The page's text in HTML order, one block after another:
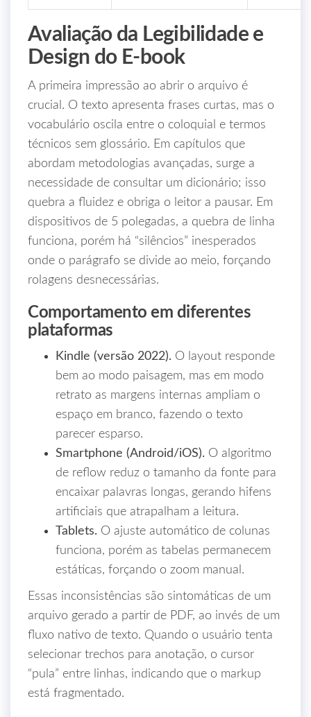
Avaliação da Legibilidade e
Design do E‑book
A primeira impressão ao abrir o arquivo é
crucial. O texto apresenta frases curtas, mas o
vocabulário oscila entre o coloquial e termos
técnicos sem glossário. Em capítulos que
abordam metodologias avançadas, surge a
necessidade de consultar um dicionário; isso
quebra a fluidez e obriga o leitor a pausar. Em
dispositivos de 5 polegadas, a quebra de linha
funciona, porém há “silêncios” inesperados
onde o parágrafo se divide ao meio, forçando
rolagens desnecessárias.
Comportamento em diferentes
plataformas
Kindle (versão 2022). O layout responde
bem ao modo paisagem, mas em modo
retrato as margens internas ampliam o
espaço em branco, fazendo o texto
parecer esparso.
Smartphone (Android/iOS). O algoritmo
de reflow reduz o tamanho da fonte para
encaixar palavras longas, gerando hifens
artificiais que atrapalham a leitura.
Tablets. O ajuste automático de colunas
funciona, porém as tabelas permanecem
estáticas, forçando o zoom manual.
Essas inconsistências são sintomáticas de um
arquivo gerado a partir de PDF, ao invés de um
fluxo nativo de texto. Quando o usuário tenta
selecionar trechos para anotação, o cursor
“pula” entre linhas, indicando que o markup
está fragmentado.